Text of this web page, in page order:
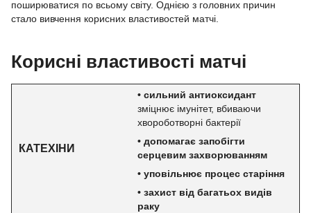
поширюватися по всьому світу. Однією з головних причин
стало вивчення корисних властивостей матчі.
Корисні властивості матчі
КАТЕХІНИ
• сильний антиоксидант
зміцнює імунітет, вбиваючи
хвороботворні бактерії
• допомагає запобігти
серцевим захворюванням
• уповільнює процес старіння
• захист від багатьох видів
раку